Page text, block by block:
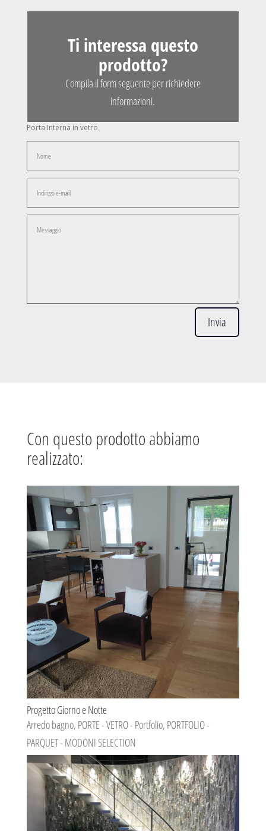
Ti interessa questo
prodotto?
Compila il form seguente per richiedere
informazioni.
Porta Interna in vetro
Invia
Con questo prodotto abbiamo
realizzato:
Progetto Giorno e Notte
Arredo bagno, PORTE - VETRO - Portfolio, PORTFOLIO -
PARQUET - MODONI SELECTION